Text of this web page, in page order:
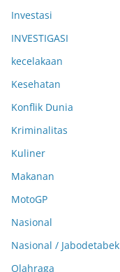
Investasi
INVESTIGASI
kecelakaan
Kesehatan
Konflik Dunia
Kriminalitas
Kuliner
Makanan
MotoGP
Nasional
Nasional / Jabodetabek
Olahraga